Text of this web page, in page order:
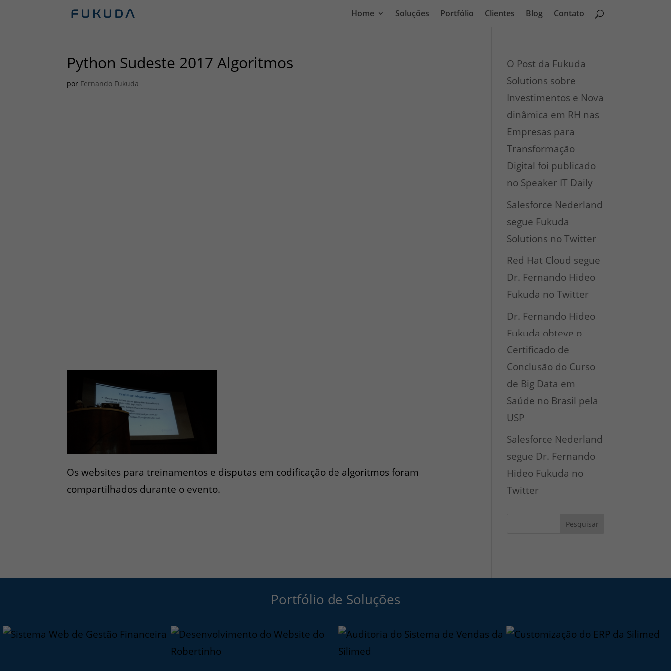
Home Soluções Portfólio Clientes Blog Contato
Python Sudeste 2017 Algoritmos
por Fernando Fukuda
Os websites para treinamentos e disputas em codificação de algoritmos foram
compartilhados durante o evento.
O Post da Fukuda
Solutions sobre
Investimentos e Nova
dinâmica em RH nas
Empresas para
Transformação
Digital foi publicado
no Speaker IT Daily
Salesforce Nederland
segue Fukuda
Solutions no Twitter
Red Hat Cloud segue
Dr. Fernando Hideo
Fukuda no Twitter
Dr. Fernando Hideo
Fukuda obteve o
Certificado de
Conclusão do Curso
de Big Data em
Saúde no Brasil pela
USP
Salesforce Nederland
segue Dr. Fernando
Hideo Fukuda no
Twitter
Pesquisar
Portfólio de Soluções